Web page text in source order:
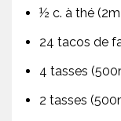
½ c. à thé
24 tacos de
4 tasses
2 tasses